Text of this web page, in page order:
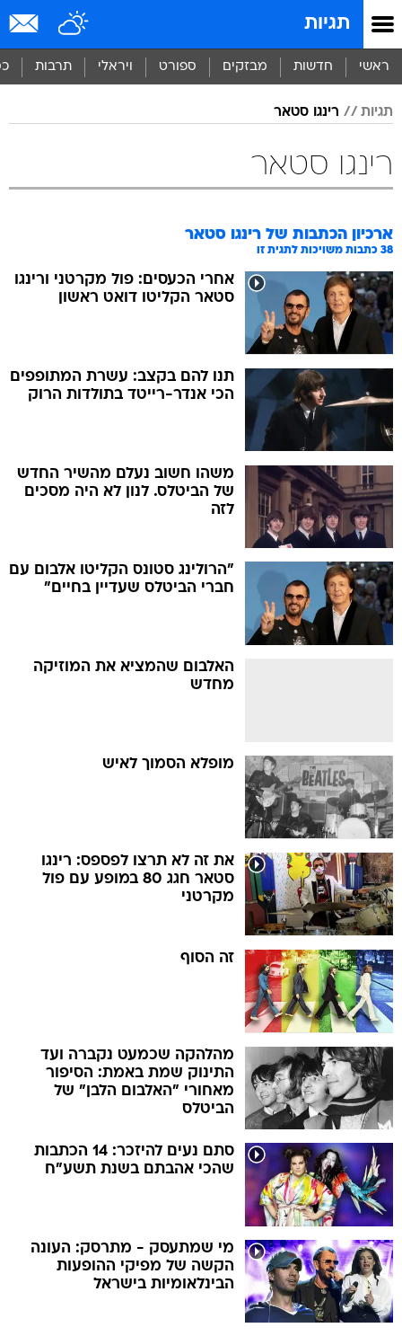
תגיות
ראשי חדשות מבזקים ספורט ויראלי תרבות
תגיות רינגו סטאר
רינגו סטאר
ארכיון הכתבות של רינגו סטאר
38 כתבות משויכות לתגית זו
אחרי הכעסים: פול מקרטני ורינגו
סטאר הקליטו דואט ראשון
תנו להם בקצב: עשרת המתופפים
הכי אנדר-רייטד בתולדות הרוק
משהו חשוב נעלם מהשיר החדש
של הביטלס. לנון לא היה מסכים
לזה
"הרולינג סטונס הקליטו אלבום עם
חברי הביטלס שעדיין בחיים"
האלבום שהמציא את המוזיקה
מחדש
מופלא הסמוך לאיש
את זה לא תרצו לפספס: רינגו
סטאר חגג 80 במופע עם פול
מקרטני
זה הסוף
מהלהקה שכמעט נקברה ועד
התינוק שמת באמת: הסיפור
מאחורי "האלבום הלבן" של
הביטלס
סתם נעים להיזכר: 14 הכתבות
שהכי אהבתם בשנת תשע"ח
מי שמתעסק - מתרסק: העונה
הקשה של מפיקי ההופעות
הבינלאומיות בישראל